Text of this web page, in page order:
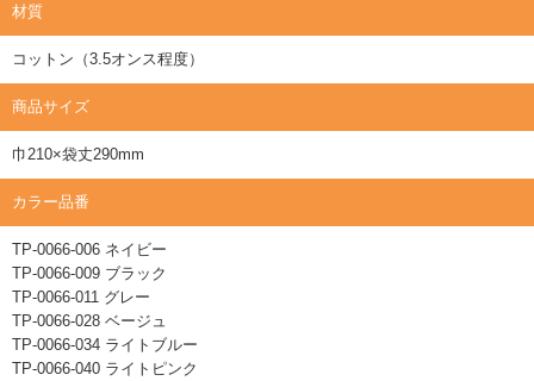
材質
コットン（3.5オンス程度）
商品サイズ
巾210×袋丈290mm
カラー品番
TP-0066-006 ネイビー
TP-0066-009 ブラック
TP-0066-011 グレー
TP-0066-028 ベージュ
TP-0066-034 ライトブルー
TP-0066-040 ライトピンク